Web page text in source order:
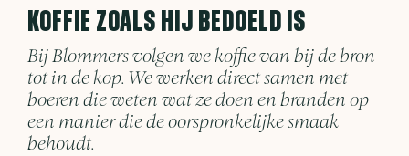
KOFFIE ZOALS HIJ BEDOELD IS
Bij Blommers volgen we koffie van bij de bron
tot in de kop. We werken direct samen met
boeren die weten wat ze doen en branden op
een manier die de oorspronkelijke smaak
behoudt.